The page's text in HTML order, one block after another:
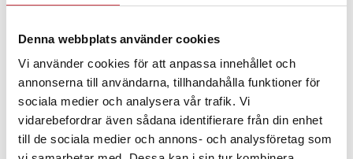
Denna webbplats använder cookies
Vi använder cookies för att anpassa innehållet och
annonserna till användarna, tillhandahålla funktioner för
sociala medier och analysera vår trafik. Vi
vidarebefordrar även sådana identifierare från din enhet
till de sociala medier och annons- och analysföretag som
Polisregionen erkänner fel: ”Kommer
att rättas till”